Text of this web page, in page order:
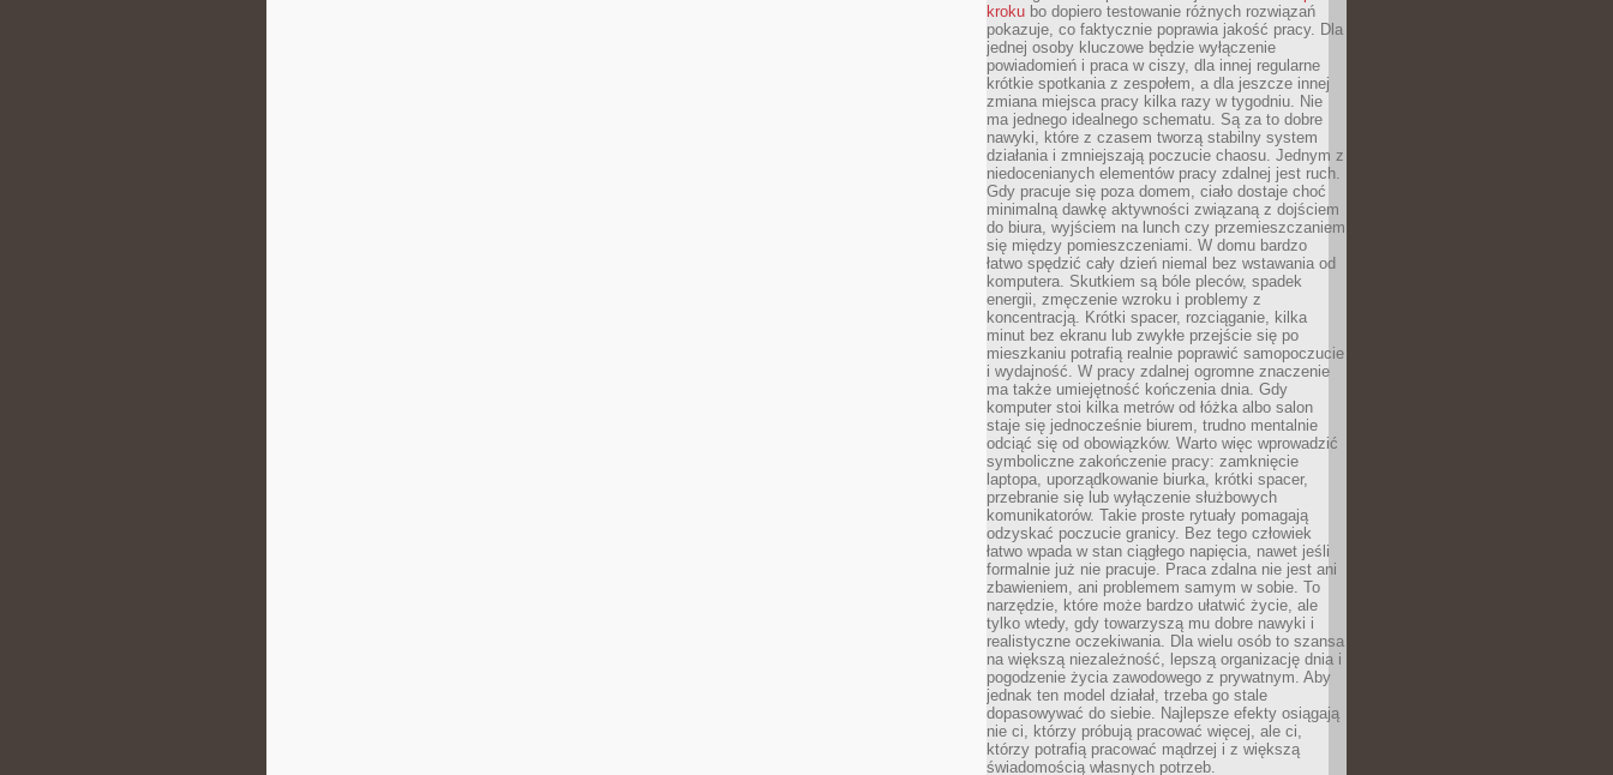
kroku bo dopiero testowanie różnych rozwiązań
pokazuje, co faktycznie poprawia jakość pracy. Dla
jednej osoby kluczowe będzie wyłączenie
powiadomień i praca w ciszy, dla innej regularne
krótkie spotkania z zespołem, a dla jeszcze innej
zmiana miejsca pracy kilka razy w tygodniu. Nie
ma jednego idealnego schematu. Są za to dobre
nawyki, które z czasem tworzą stabilny system
działania i zmniejszają poczucie chaosu. Jednym z
niedocenianych elementów pracy zdalnej jest ruch.
Gdy pracuje się poza domem, ciało dostaje choć
minimalną dawkę aktywności związaną z dojściem
do biura, wyjściem na lunch czy przemieszczaniem
się między pomieszczeniami. W domu bardzo
łatwo spędzić cały dzień niemal bez wstawania od
komputera. Skutkiem są bóle pleców, spadek
energii, zmęczenie wzroku i problemy z
koncentracją. Krótki spacer, rozciąganie, kilka
minut bez ekranu lub zwykłe przejście się po
mieszkaniu potrafią realnie poprawić samopoczucie
i wydajność. W pracy zdalnej ogromne znaczenie
ma także umiejętność kończenia dnia. Gdy
komputer stoi kilka metrów od łóżka albo salon
staje się jednocześnie biurem, trudno mentalnie
odciąć się od obowiązków. Warto więc wprowadzić
symboliczne zakończenie pracy: zamknięcie
laptopa, uporządkowanie biurka, krótki spacer,
przebranie się lub wyłączenie służbowych
komunikatorów. Takie proste rytuały pomagają
odzyskać poczucie granicy. Bez tego człowiek
łatwo wpada w stan ciągłego napięcia, nawet jeśli
formalnie już nie pracuje. Praca zdalna nie jest ani
zbawieniem, ani problemem samym w sobie. To
narzędzie, które może bardzo ułatwić życie, ale
tylko wtedy, gdy towarzyszą mu dobre nawyki i
realistyczne oczekiwania. Dla wielu osób to szansa
na większą niezależność, lepszą organizację dnia i
pogodzenie życia zawodowego z prywatnym. Aby
jednak ten model działał, trzeba go stale
dopasowywać do siebie. Najlepsze efekty osiągają
nie ci, którzy próbują pracować więcej, ale ci,
którzy potrafią pracować mądrzej i z większą
świadomością własnych potrzeb.